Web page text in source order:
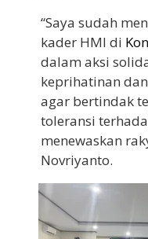
“Saya sudah
kader HMI di
dalam aksi
keprihatinan
agar bertindak
toleransi
menewaskan
Novriyanto.